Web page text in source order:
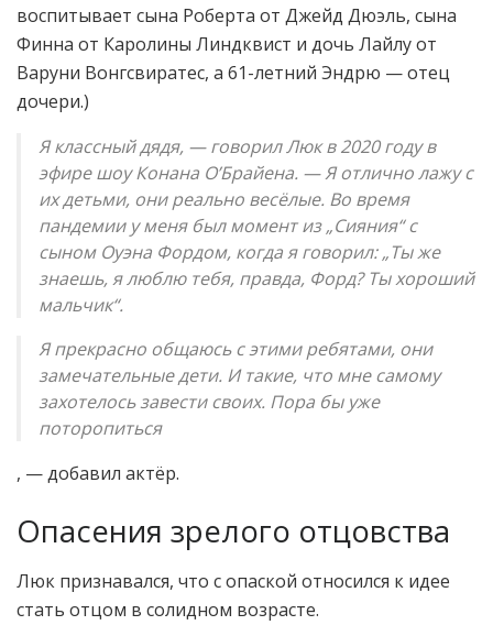
воспитывает сына Роберта от Джейд Дюэль, сына
Финна от Каролины Линдквист и дочь Лайлу от
Варуни Вонгсвиратес, а 61-летний Эндрю — отец
дочери.)
Я классный дядя, — говорил Люк в 2020 году в
эфире шоу Конана О’Брайена. — Я отлично лажу с
их детьми, они реально весёлые. Во время
пандемии у меня был момент из „Сияния“ с
сыном Оуэна Фордом, когда я говорил: „Ты же
знаешь, я люблю тебя, правда, Форд? Ты хороший
мальчик“.
Я прекрасно общаюсь с этими ребятами, они
замечательные дети. И такие, что мне самому
захотелось завести своих. Пора бы уже
поторопиться
, — добавил актёр.
Опасения зрелого отцовства
Люк признавался, что с опаской относился к идее
стать отцом в солидном возрасте.